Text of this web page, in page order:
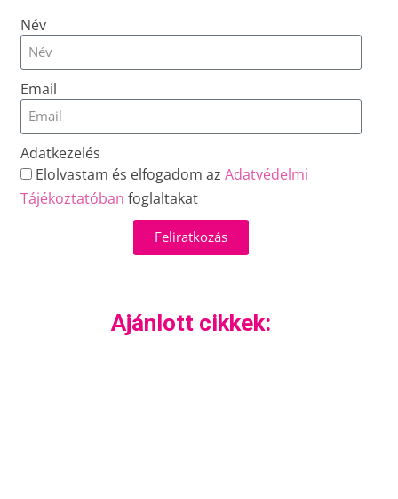
Név
Email
Adatkezelés
Elolvastam és elfogadom azAdatvédelmi
Tájékoztatóban foglaltakat
Feliratkozás
Ajánlott cikkek: